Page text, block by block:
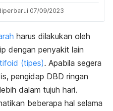
07/09/2023
harus dilakukan oleh
dengan penyakit lain
(tipes). Apabila segera
pengidap DBD ringan
dalam tujuh hari.
beberapa hal selama